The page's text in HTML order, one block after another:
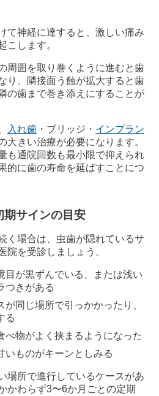
て神経に達すると、激しい痛み
こします。
周囲を取り巻くように進むと歯
り、隣接面う蝕が拡大すると歯
の歯まで巻き添えにすることが
入れ歯 ・ブリッジ・ インプラン
大きい治療が必要になります。
も通院回数も最小限で抑えられ
的に歯の寿命を延ばすことにつ
期サインの目安
く場合は、虫歯が隠れているサ
院を受診しましょう。
目が黒ずんでいる、または浅い
つきがある
が同じ場所で引っかかったり、
る
べ物がよく挟まるようになった
いものがキーンとしみる
場所で進行しているケースがあ
かわらず3〜6か月ごとの定期